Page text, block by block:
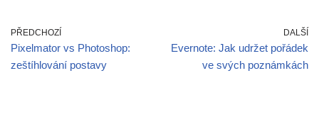
PŘEDCHOZÍ
Pixelmator vs Photoshop:
zeštíhlování postavy
DALŠÍ
Evernote: Jak udržet pořádek
ve svých poznámkách